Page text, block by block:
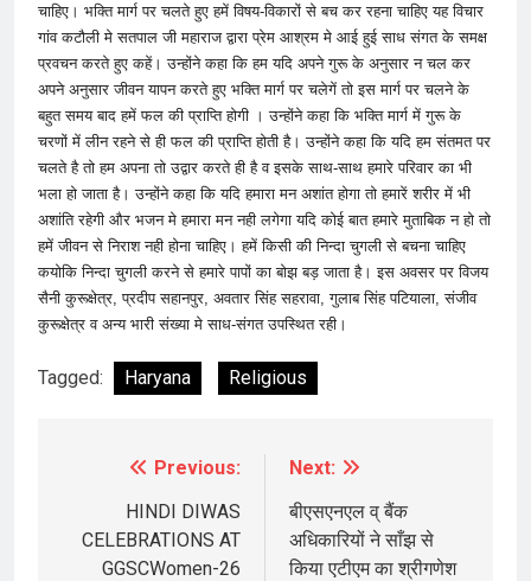
चाहिए। भक्ति मार्ग पर चलते हुए हमें विषय-विकारों से बच कर रहना चाहिए यह विचार
गांव कटौली मे सतपाल जी महाराज द्वारा प्रेम आश्रम मे आई हुई साध संगत के समक्ष
प्रवचन करते हुए कहें। उन्होंने कहा कि हम यदि अपने गुरू के अनुसार न चल कर
अपने अनुसार जीवन यापन करते हुए भक्ति मार्ग पर चलेगें तो इस मार्ग पर चलने के
बहुत समय बाद हमें फल की प्राप्ति होगी । उन्होंने कहा कि भक्ति मार्ग में गुरू के
चरणों में लीन रहने से ही फल की प्राप्ति होती है। उन्होंने कहा कि यदि हम संतमत पर
चलते है तो हम अपना तो उद्वार करते ही है व इसके साथ-साथ हमारे परिवार का भी
भला हो जाता है। उन्होंने कहा कि यदि हमारा मन अशांत होगा तो हमारें शरीर में भी
अशांति रहेगी और भजन मे हमारा मन नही लगेगा यदि कोई बात हमारे मुताबिक न हो तो
हमें जीवन से निराश नही होना चाहिए। हमें किसी की निन्दा चुगली से बचना चाहिए
कयोकि निन्दा चुगली करने से हमारे पापों का बोझ बड़ जाता है। इस अवसर पर विजय
सैनी कुरूक्षेत्र, प्रदीप सहानपुर, अवतार सिंह सहरावा, गुलाब सिंह पटियाला, संजीव
कुरूक्षेत्र व अन्य भारी संख्या मे साध-संगत उपस्थित रही।
Tagged: Haryana Religious
navigation
Previous:
HINDI DIWAS
CELEBRATIONS AT
GGSCWomen-26
Next:
बीएसएनएल व् बैंक
अधिकारियों ने साँझ से
किया एटीएम का श्रीगणेश